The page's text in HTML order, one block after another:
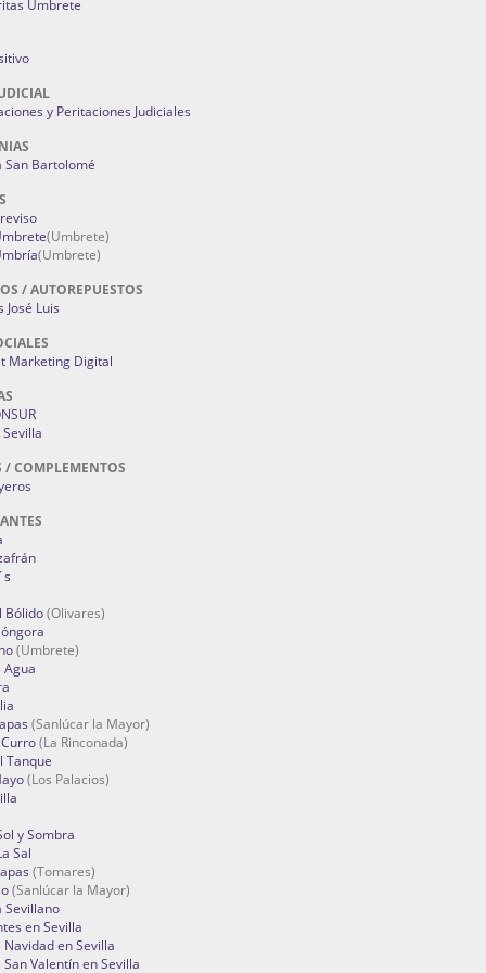
Umbrete
y Peritaciones Judiciales
San Bartolomé
(Umbrete)
(Umbrete)
/ AUTOREPUESTOS
José Luis
Marketing Digital
/ COMPLEMENTOS
Bólido(Olivares)
(Umbrete)
(Sanlúcar la Mayor)
(La Rinconada)
Tanque
(Los Palacios)
y Sombra
Sal
(Tomares)
(Sanlúcar la Mayor)
Sevillano
en Sevilla
Navidad en Sevilla
Valentín en Sevilla